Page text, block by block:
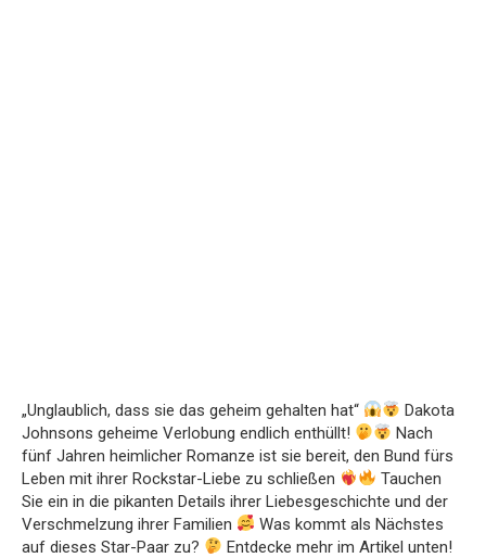
„Unglaublich, dass sie das geheim gehalten hat“
Dakota
Johnsons geheime Verlobung endlich enthüllt!
Nach
fünf Jahren heimlicher Romanze ist sie bereit, den Bund fürs
Leben mit ihrer Rockstar-Liebe zu schließen
Tauchen
Sie ein in die pikanten Details ihrer Liebesgeschichte und der
Verschmelzung ihrer Familien
Was kommt als Nächstes
auf dieses Star-Paar zu?
Entdecke mehr im Artikel unten!